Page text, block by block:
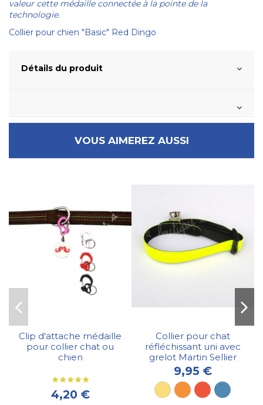
valeur cette médaille connectée à la pointe de la
technologie.
Collier pour chien "Basic" Red Dingo
Détails du produit
VOUS AIMEREZ AUSSI
Clip d'attache médaille
pour collier chat ou
chien
4,20 €
Collier pour chat
réfléchissant uni avec
grelot Martin Sellier
9,95 €